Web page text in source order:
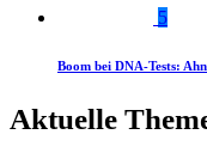
5
Boom bei DNA-Tests:
Aktuelle